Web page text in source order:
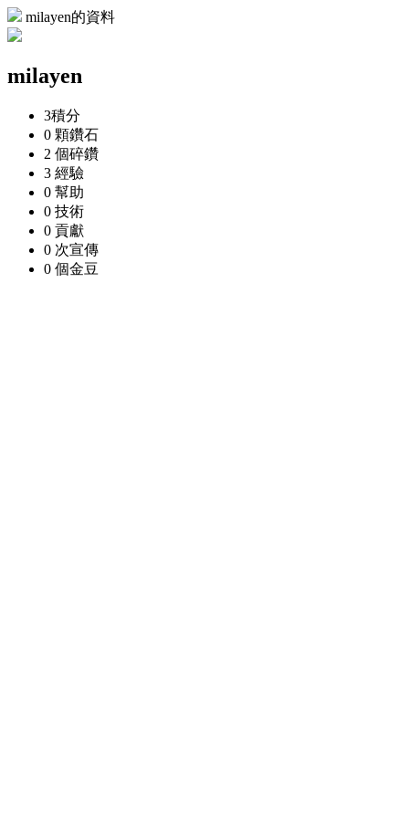
milayen的資料
milayen
3積分
0 顆鑽石
2 個碎鑽
3 經驗
0 幫助
0 技術
0 貢獻
0 次宣傳
0 個金豆